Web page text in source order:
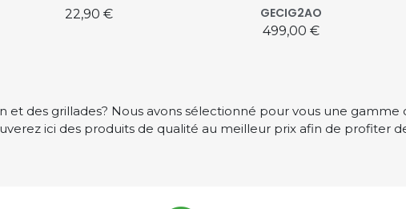
et des grillades? Nous avons sélectionné pour vous une
ici des produits de qualité au meilleur prix afin de profiter
Prix
22,90 €
GECIG2AO
Prix
499,00 €